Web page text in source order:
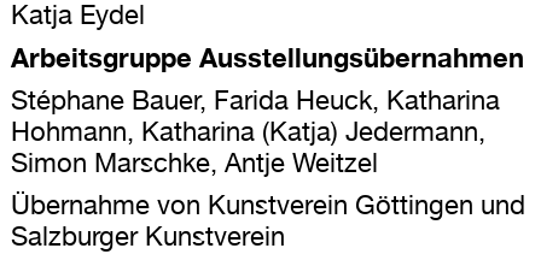
Katja Eydel
Arbeitsgruppe Ausstellungsübernahmen
Stéphane Bauer, Farida Heuck, Katharina
Hohmann, Katharina (Katja) Jedermann,
Simon Marschke, Antje Weitzel
Übernahme von Kunstverein Göttingen und
Salzburger Kunstverein